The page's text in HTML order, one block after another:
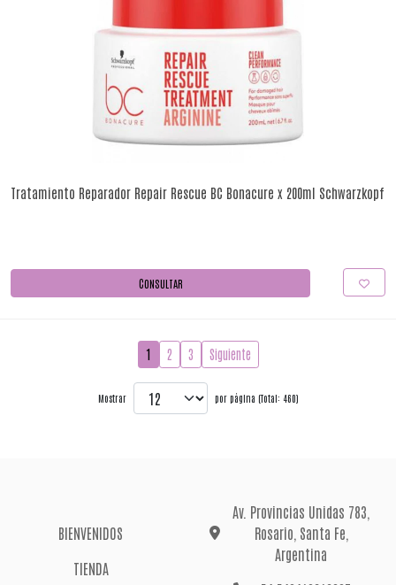
Tratamiento Reparador Repair Rescue BC Bonacure x 200ml Schwarzkopf
CONSULTAR
1 2 3 Siguiente
Mostrar por página (Total: 460)
BIENVENIDOS
TIENDA
Av. Provincias Unidas 783,
Rosario, Santa Fe,
Argentina